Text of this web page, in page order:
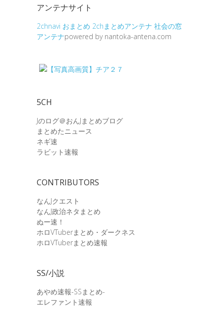
アンテナサイト
2chnavi おまとめ 2chまとめアンテナ 社会の窓
アンテナpowered by nantoka-antena.com
5CH
Jのログ＠おんJまとめブログ
まとめたニュース
ネギ速
ラビット速報
CONTRIBUTORS
なんJクエスト
なんJ政治ネタまとめ
ぬー速！
ホロVTuberまとめ・ダークネス
ホロVTuberまとめ速報
SS/小説
あやめ速報-SSまとめ-
エレファント速報